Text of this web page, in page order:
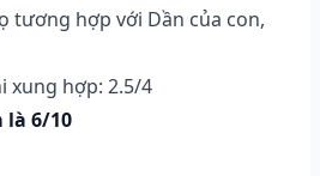
tương hợp với Dần của con,
xung hợp: 2.5/4
là 6/10